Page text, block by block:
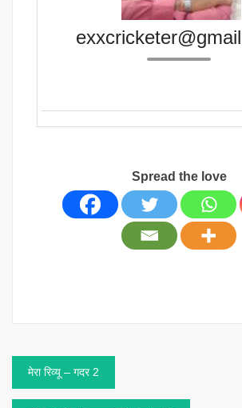
Spread the love
Post
मेरा रिव्यू – गदर 2